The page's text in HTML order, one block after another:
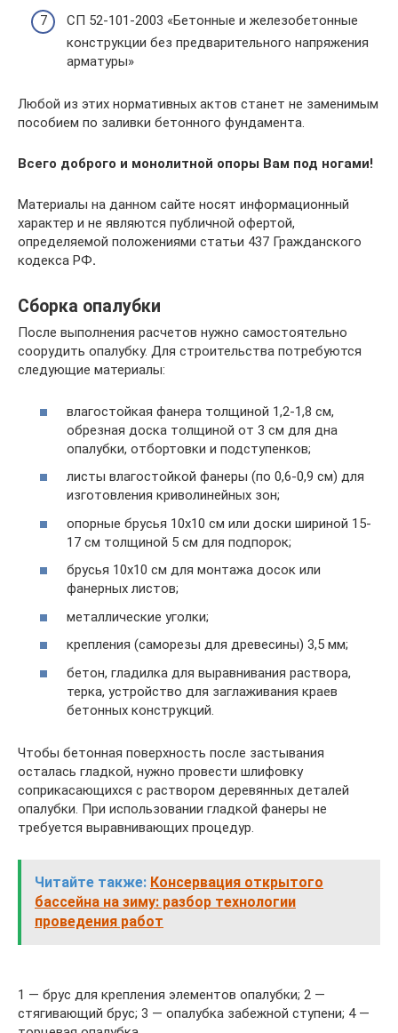
СП 52-101-2003 «Бетонные и железобетонные
конструкции без предварительного напряжения
арматуры»
Любой из этих нормативных актов станет не заменимым
пособием по заливки бетонного фундамента.
Всего доброго и монолитной опоры Вам под ногами!
Материалы на данном сайте носят информационный
характер и не являются публичной офертой,
определяемой положениями статьи 437 Гражданского
кодекса РФ.
Сборка опалубки
После выполнения расчетов нужно самостоятельно
соорудить опалубку. Для строительства потребуются
следующие материалы:
влагостойкая фанера толщиной 1,2-1,8 см,
обрезная доска толщиной от 3 см для дна
опалубки, отбортовки и подступенков;
листы влагостойкой фанеры (по 0,6-0,9 см) для
изготовления криволинейных зон;
опорные брусья 10х10 см или доски шириной 15-
17 см толщиной 5 см для подпорок;
брусья 10х10 см для монтажа досок или
фанерных листов;
металлические уголки;
крепления (саморезы для древесины) 3,5 мм;
бетон, гладилка для выравнивания раствора,
терка, устройство для заглаживания краев
бетонных конструкций.
Чтобы бетонная поверхность после застывания
осталась гладкой, нужно провести шлифовку
соприкасающихся с раствором деревянных деталей
опалубки. При использовании гладкой фанеры не
требуется выравнивающих процедур.
Читайте также: Консервация открытого
бассейна на зиму: разбор технологии
проведения работ
1 — брус для крепления элементов опалубки; 2 —
стягивающий брус; 3 — опалубка забежной ступени; 4 —